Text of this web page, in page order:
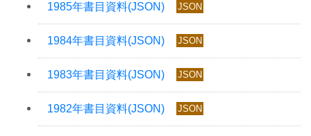
JSON
JSON
JSON
JSON